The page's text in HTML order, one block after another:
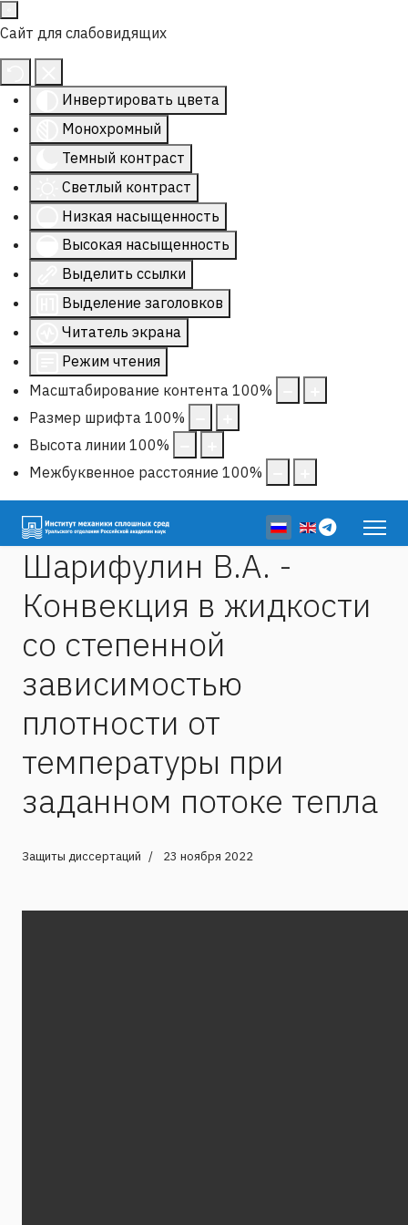
Сайт для слабовидящих
Инвертировать цвета
Монохромный
Темный контраст
Светлый контраст
Низкая насыщенность
Высокая насыщенность
Выделить ссылки
Выделение заголовков
Читатель экрана
Режим чтения
Масштабирование контента 100%
Размер шрифта 100%
Высота линии 100%
Межбуквенное расстояние 100%
Выберите язык
Шарифулин В.А. -
Конвекция в жидкости
со степенной
зависимостью
плотности от
температуры при
заданном потоке тепла
Защиты диссертаций 23 ноября 2022